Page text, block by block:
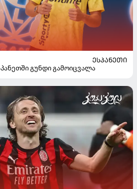
ᲔᲡᲞᲐᲜᲔᲗᲘ
გუნდი გამოიცვალა